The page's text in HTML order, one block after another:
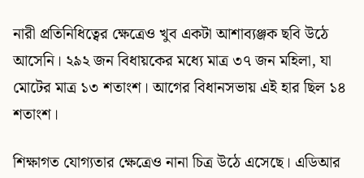
নারী প্রতিনিধিত্বের ক্ষেত্রেও খুব একটা আশাব্যঞ্জক ছবি উঠে
আসেনি। ২৯২ জন বিধায়কের মধ্যে মাত্র ৩৭ জন মহিলা, যা
মোটের মাত্র ১৩ শতাংশ। আগের বিধানসভায় এই হার ছিল ১৪
শতাংশ।
শিক্ষাগত যোগ্যতার ক্ষেত্রেও নানা চিত্র উঠে এসেছে। এডিআর